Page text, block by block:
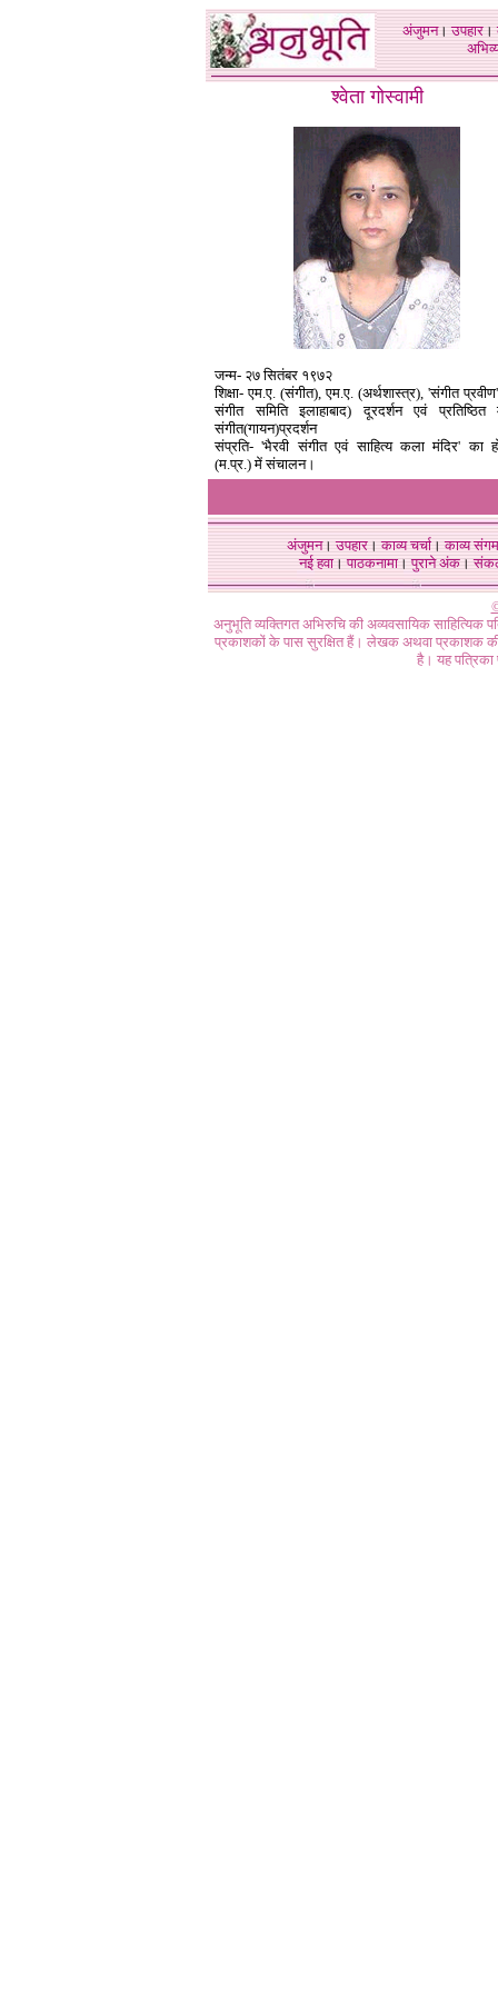
अंजुमन।उपहार।
श्वेता गोस्वामी
जन्म- २७ सितंबर १९७२
शिक्षा- एम.ए. (संगीत), एम.ए. (अर्थशास्त्र), 'संगीत
संगीत समिति इलाहाबाद) दूरदर्शन एवं
संगीत(गायन)प्रदर्शन
संप्रति- 'भैरवी संगीत एवं साहित्य कला मंदिर' का
(म.प्र.) में संचालन।
अंजुमन।उपहार।काव्य चर्चा।काव्य संगम
नई हवा। पाठकनामा। पुराने अंक।
अनुभूति व्यक्तिगत अभिरुचि की अव्यवसायिक
प्रकाशकों के पास सुरक्षित हैं। लेखक अथवा प्रकाशक की
है। यह पत्रिका